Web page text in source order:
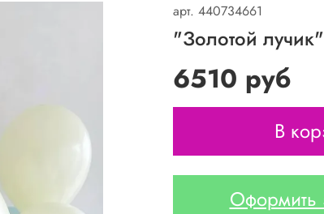
арт. 440734661
"Золотой
6510 руб
В
Оформить